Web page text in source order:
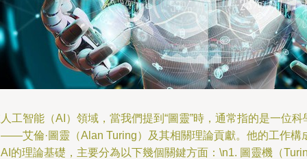
工智能（AI）領域，當我們提到“圖靈”時，通常指的是一位科
艾倫·圖靈（Alan Turing）及其相關理論貢獻。他的工作構
的理論基礎，主要分為以下幾個關鍵方面：\n1. 圖靈機（